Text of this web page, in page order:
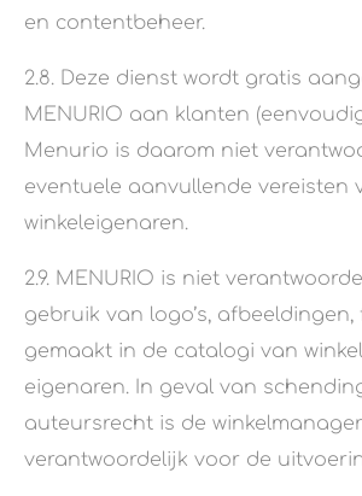
en contentbeheer.
2.8. Deze dienst wordt gratis
MENURIO aan klanten
Menurio is daarom niet
eventuele aanvullende vereisten
winkeleigenaren.
2.9. MENURIO is niet
gebruik van logo’s, afbeeldingen,
gemaakt in de catalogi van
eigenaren. In geval van
auteursrecht is de winkelmanager
verantwoordelijk voor de